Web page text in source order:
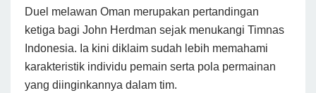
Duel melawan Oman merupakan pertandingan
ketiga bagi John Herdman sejak menukangi Timnas
Indonesia. Ia kini diklaim sudah lebih memahami
karakteristik individu pemain serta pola permainan
yang diinginkannya dalam tim.